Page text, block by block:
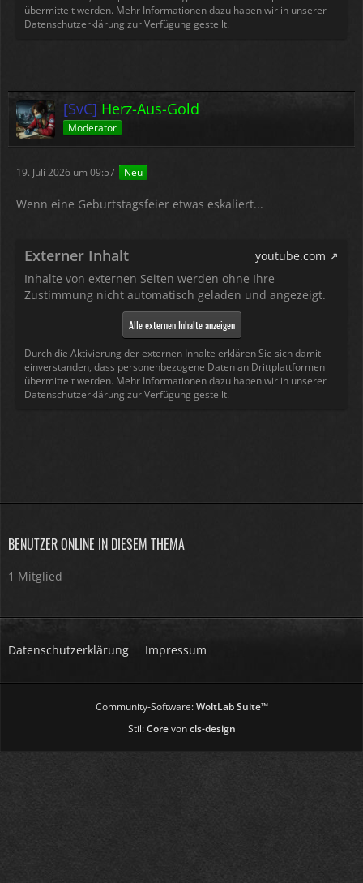
übermittelt werden. Mehr Informationen dazu haben wir in unserer
Datenschutzerklärung zur Verfügung gestellt.
[SvC] Herz-Aus-Gold
Moderator
19. Juli 2026 um 09:57 Neu
Wenn eine Geburtstagsfeier etwas eskaliert...
Externer Inhalt
youtube.com
Inhalte von externen Seiten werden ohne Ihre
Zustimmung nicht automatisch geladen und angezeigt.
Alle externen Inhalte anzeigen
Durch die Aktivierung der externen Inhalte erklären Sie sich damit
einverstanden, dass personenbezogene Daten an Drittplattformen
übermittelt werden. Mehr Informationen dazu haben wir in unserer
Datenschutzerklärung zur Verfügung gestellt.
BENUTZER ONLINE IN DIESEM THEMA
1 Mitglied
Datenschutzerklärung Impressum
Community-Software:WoltLab Suite™
Stil:Corevoncls-design